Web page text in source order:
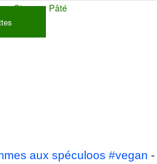
Sirop Pâté
aux spéculoos #vegan -